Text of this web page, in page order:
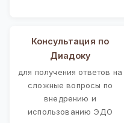
Консультация по
Диадоку
для получения ответов на
сложные вопросы по
внедрению и
использованию ЭДО